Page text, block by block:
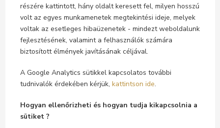
részére kattintott, hány oldalt keresett fel, milyen hosszú
volt az egyes munkamenetek megtekintési ideje, melyek
voltak az esetleges hibaüzenetek - mindezt weboldalunk
fejlesztésének, valamint a felhasználók számára
biztosított élmények javításának céljával.
A Google Analytics sütikkel kapcsolatos további
tudnivalók érdekében kérjük, kattintson ide.
Hogyan ellenőrizheti és hogyan tudja kikapcsolnia a
sütiket ?